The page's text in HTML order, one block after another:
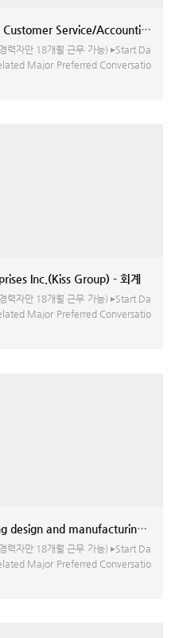
Customer Service/Accounting
자만 18개월 근무 가능) ▸Start Da
Major Preferred Conversatio
Inc.(Kiss Group) - 회계
자만 18개월 근무 가능) ▸Start Da
Major Preferred Conversatio
design and manufacturing 업
자만 18개월 근무 가능) ▸Start Da
Major Preferred Conversatio